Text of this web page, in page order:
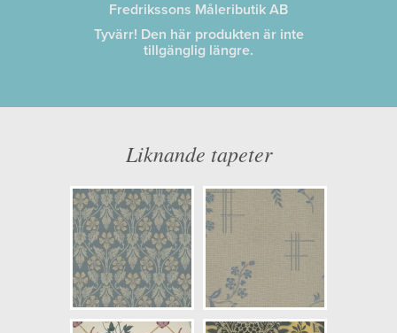
Designers
Egenskaper: Limma på väggen
Längd x Bredd: 10,05 x 0,53
Mönsterhöjd: 0,76
Artikelnummer: 1788
NCS Bottenkulör: S0603-Y40R
Färg: Blå, Grön, Vitaktig, Gul,
Röd, Grå
Mönster: Blommig, Djur
Fredrikssons Måleributik AB
Tyvärr! Den här produkten är inte
tillgänglig längre.
Liknande tapeter